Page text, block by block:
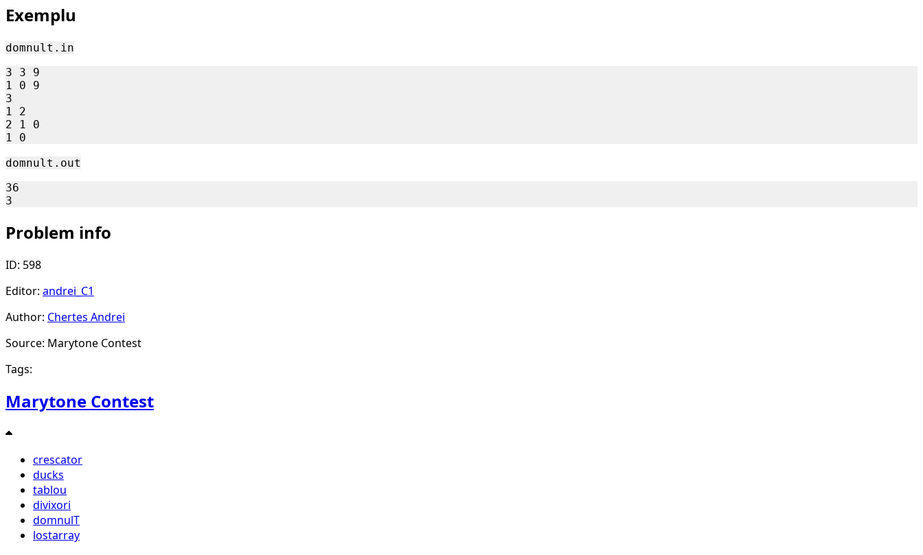
10^4
Exemplu
domnult.in
3 3 9
1 0 9
3
1 2
2 1 0
domnult.out
36
Problem info
ID: 598
Editor: andrei_C1
Author: Chertes Andrei
Source: Marytone Contest
Tags:
Marytone Contest
crescator
ducks
tablou
divixori
domnulT
lostarray